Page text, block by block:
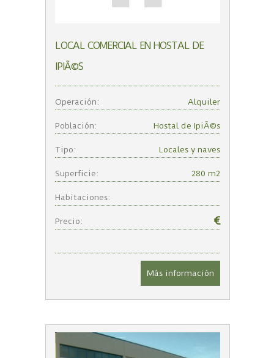
LOCAL COMERCIAL EN HOSTAL DE
IPIÃ©S
Operación: Alquiler
Población: Hostal de IpiÃ©s
Tipo: Locales y naves
Superficie: 280 m2
Habitaciones:
Precio: €
Más información